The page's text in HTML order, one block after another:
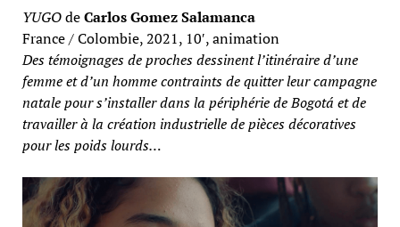
YUGOdeCarlos Gomez Salamanca
France / Colombie, 2021, 10′, animation
Des témoignages de proches dessinent l’itinéraire d’une
femme et d’un homme contraints de quitter leur campagne
natale pour s’installer dans la périphérie de Bogotá et de
travailler à la création industrielle de pièces décoratives
pour les poids lourds…